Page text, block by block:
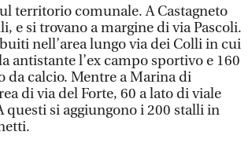
territorio comunale. A Castagneto
e si trovano a margine di via Pascoli.
nell’area lungo via dei Colli in cui
antistante l’ex campo sportivo e 160
da calcio. Mentre a Marina di
di via del Forte, 60 a lato di viale
questi si aggiungono i 200 stalli in